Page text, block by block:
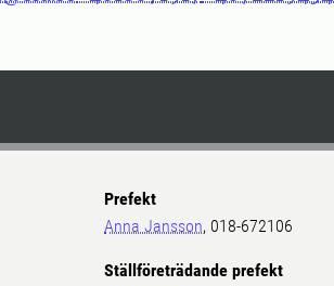
Prefekt
Anna Jansson, 018-672106
Ställföreträdande prefekt